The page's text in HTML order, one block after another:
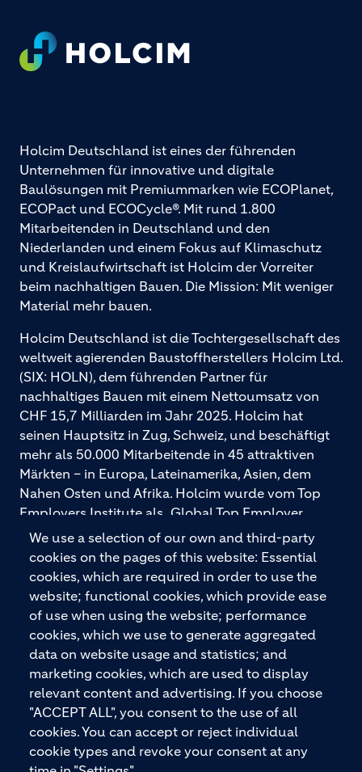
We use a selection of our own and third-party
cookies on the pages of this website: Essential
cookies, which are required in order to use the
website; functional cookies, which provide ease
of use when using the website; performance
cookies, which we use to generate aggregated
data on website usage and statistics; and
marketing cookies, which are used to display
relevant content and advertising. If you choose
"ACCEPT ALL", you consent to the use of all
cookies. You can accept or reject individual
cookie types and revoke your consent at any
Footer
KONTAKTIEREN SIE UNS
Holcim Deutschland ist eines der führenden
Unternehmen für innovative und digitale
Baulösungen mit Premiummarken wie ECOPlanet,
ECOPact und ECOCycle®. Mit rund 1.800
Mitarbeitenden in Deutschland und den
Niederlanden und einem Fokus auf Klimaschutz
und Kreislaufwirtschaft ist Holcim der Vorreiter
beim nachhaltigen Bauen. Die Mission: Mit weniger
Material mehr bauen.
Holcim Deutschland ist die Tochtergesellschaft des
weltweit agierenden Baustoffherstellers Holcim Ltd.
(SIX: HOLN), dem führenden Partner für
nachhaltiges Bauen mit einem Nettoumsatz von
CHF 15,7 Milliarden im Jahr 2025. Holcim hat
seinen Hauptsitz in Zug, Schweiz, und beschäftigt
mehr als 50.000 Mitarbeitende in 45 attraktiven
Märkten – in Europa, Lateinamerika, Asien, dem
Nahen Osten und Afrika. Holcim wurde vom Top
Employers Institute als „Global Top Employer
2026“ ausgezeichnet. Holcim bietet hochwertige
Baustoffe und integrierte Baulösungen für den
gesamten Bauprozess – vom Fundament über den
Boden bis zu Wänden und Dächern – mit
Premiummarken wie ECOPact, ECOPlanet,
ECOCycle und Ytong.